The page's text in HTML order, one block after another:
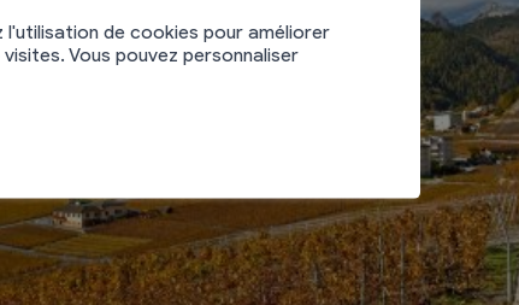
de cookies pour améliorer
Vous pouvez personnaliser